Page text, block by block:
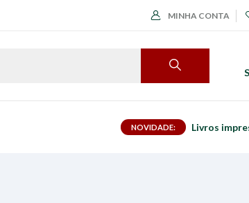
MINHA CONTA
NOVIDADE: Livros